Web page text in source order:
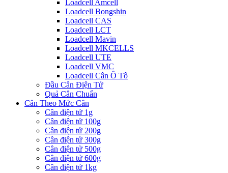
Loadcell Amcell
Loadcell Bongshin
Loadcell CAS
Loadcell LCT
Loadcell Mavin
Loadcell MKCELLS
Loadcell UTE
Loadcell VMC
Loadcell Cân Ô Tô
Đầu Cân Điện Tử
Quả Cân Chuẩn
Cân Theo Mức Cân
Cân điện tử 1g
Cân điện tử 100g
Cân điện tử 200g
Cân điện tử 300g
Cân điện tử 500g
Cân điện tử 600g
Cân điện tử 1kg